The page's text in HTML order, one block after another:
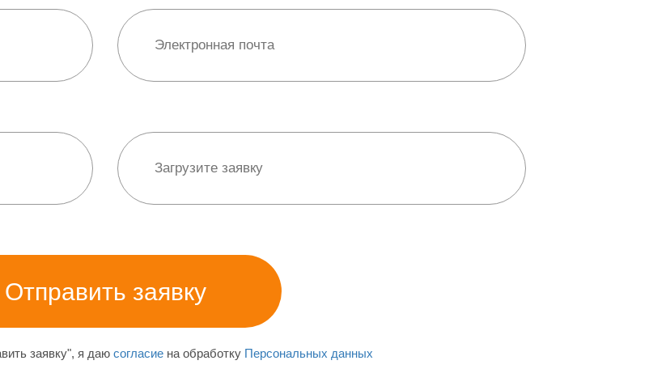
заявку", я даю согласиена обработку Персональных данных